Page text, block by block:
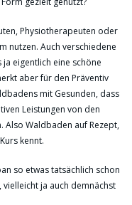
Physiotherapeuten oder
nutzen. Auch verschiedene
eigentlich eine schöne
aber für den Präventiv
mit Gesunden, dass
Leistungen von den
Also Waldbaden auf Rezept,
kennt.
so etwas tatsächlich schon
vielleicht ja auch demnächst